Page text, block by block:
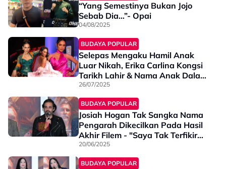
“Yang Semestinya Bukan Jojo
Sebab Dia…”- Opai
04/08/2025
BUDAYA POPULAR
Selepas Mengaku Hamil Anak
Luar Nikah, Erika Carlina Kongsi
Tarikh Lahir & Nama Anak Dalam
Kandungan
26/07/2025
BUDAYA POPULAR
Josiah Hogan Tak Sangka Nama
Pengarah Dikecilkan Pada Hasil
Akhir Filem - "Saya Tak Terfikir
Pula Sampai ..."
20/06/2025
BUDAYA POPULAR